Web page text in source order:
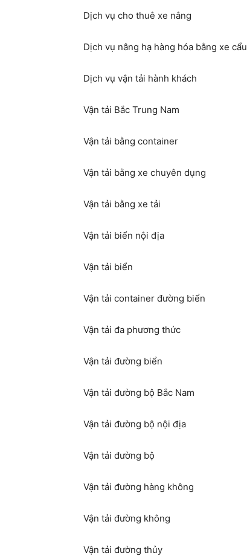
Dịch vụ cho thuê xe nâng
Dịch vụ nâng hạ hàng hóa bằng xe cẩu
Dịch vụ vận tải hành khách
Vận tải Bắc Trung Nam
Vận tải bằng container
Vận tải bằng xe chuyên dụng
Vận tải bằng xe tải
Vận tải biển nội địa
Vận tải biển
Vận tải container đường biển
Vận tải đa phương thức
Vận tải đường biển
Vận tải đường bộ Bắc Nam
Vận tải đường bộ nội địa
Vận tải đường bộ
Vận tải đường hàng không
Vận tải đường không
Vận tải đường thủy